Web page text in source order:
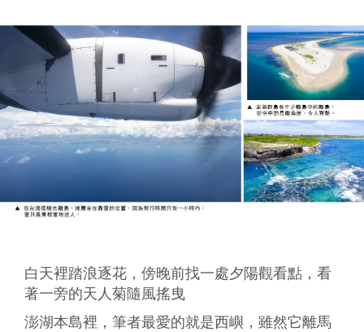
白天裡踏浪逐花，傍晚前找一處夕陽觀看點，看
著一旁的天人菊隨風搖曳
澎湖本島裡，筆者最愛的就是西嶼，雖然它離馬